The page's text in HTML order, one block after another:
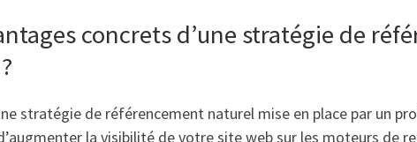
concrets d’une stratégie de
stratégie de référencement naturel mise en place par un
la visibilité de votre site web sur les moteurs de